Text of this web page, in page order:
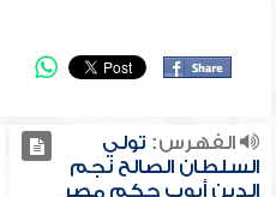
الفهرس: تولي
السلطان الصالح نجم
الدين أيوب حكم مصر